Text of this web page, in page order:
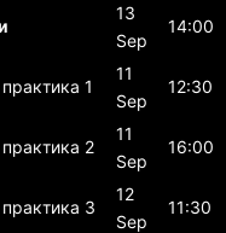
13
Sep
14:00
1
11
Sep
12:30
2
11
Sep
16:00
3
12
Sep
11:30